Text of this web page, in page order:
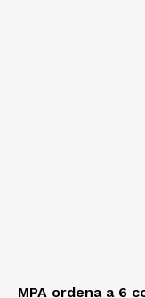
MPA ordena a 6